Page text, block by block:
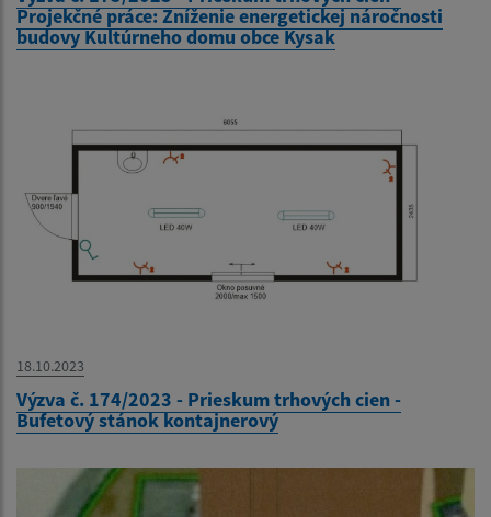
Projekčné práce: Zníženie energetickej náročnosti
budovy Kultúrneho domu obce Kysak
18.10.2023
Výzva č. 174/2023 - Prieskum trhových cien -
Bufetový stánok kontajnerový